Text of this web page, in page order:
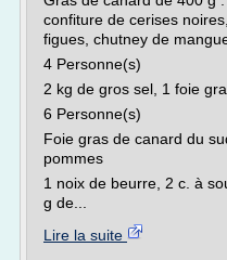
confiture de cerises
figues, chutney de
4 Personne(s)
2 kg de gros sel, 1 foie
6 Personne(s)
Foie gras de canard du
pommes
1 noix de beurre, 2 c. à
g de...
Lire la suite